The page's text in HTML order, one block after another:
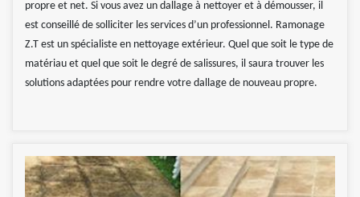
propre et net. Si vous avez un dallage à nettoyer et à démousser, il
est conseillé de solliciter les services d’un professionnel. Ramonage
Z.T est un spécialiste en nettoyage extérieur. Quel que soit le type de
matériau et quel que soit le degré de salissures, il saura trouver les
solutions adaptées pour rendre votre dallage de nouveau propre.